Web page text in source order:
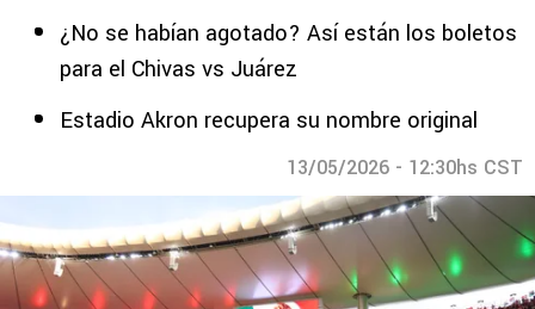
¿No se habían agotado? Así están los boletos
para el Chivas vs Juárez
Estadio Akron recupera su nombre original
13/05/2026 - 12:30hs CST